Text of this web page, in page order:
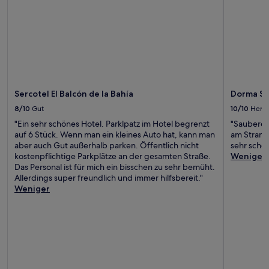
Sercotel El Balcón de la Bahía
8/10 Gut
"Ein sehr schönes Hotel. Parklpatz im Hotel begrenzt
auf 6 Stück. Wenn man ein kleines Auto hat, kann man
aber auch Gut außerhalb parken. Öffentlich nicht
kostenpflichtige Parkplätze an der gesamten Straße.
Das Personal ist für mich ein bisschen zu sehr bemüht.
Allerdings super freundlich und immer hilfsbereit."
Weniger
Dorma
10/10
am
sehr
Weniger